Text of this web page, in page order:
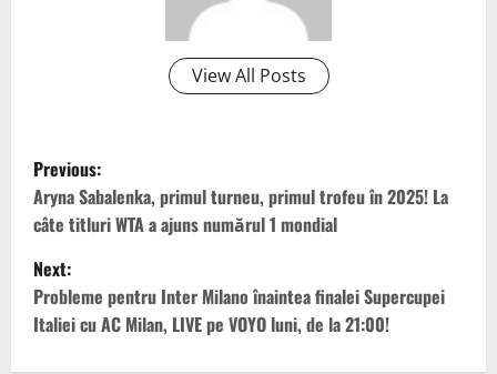
View All Posts
P
o
s
t
n
Previous:
Aryna Sabalenka, primul turneu, primul trofeu în 2025! La
câte titluri WTA a ajuns numărul 1 mondial
Next:
Probleme pentru Inter Milano înaintea finalei Supercupei
Italiei cu AC Milan, LIVE pe VOYO luni, de la 21:00!